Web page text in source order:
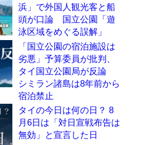
浜」で外国人観光客と船
頭が口論 国立公園「遊
泳区域をめぐる誤解」
「国立公園の宿泊施設は
劣悪」予算委員が批判、
タイ国立公園局が反論
シミラン諸島は8年前から
宿泊禁止
タイの今日は何の日？ 8
月6日は「対日宣戦布告は
無効」と宣言した日